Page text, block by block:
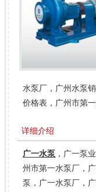
水泵厂，广州水泵
价格表，广州市第
详细介绍
广一水泵 ，广一泵
州市第一水泵厂，
泵，广一水泵厂，